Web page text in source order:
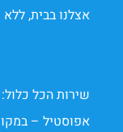
אצלנו בבית,
שירות הכל
אפוסטיל –